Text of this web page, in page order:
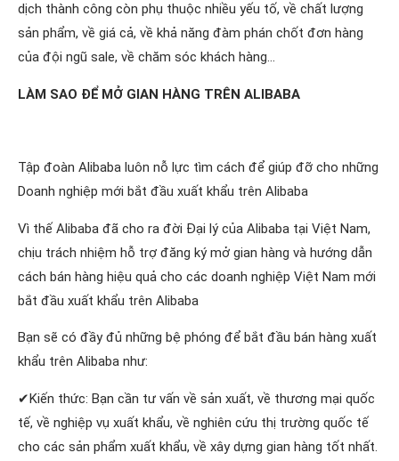
dịch thành công còn phụ thuộc nhiều yếu tố, về chất lượng
sản phẩm, về giá cả, về khả năng đàm phán chốt đơn hàng
của đội ngũ sale, về chăm sóc khách hàng…
LÀM SAO ĐỂ MỞ GIAN HÀNG TRÊN ALIBABA
Tập đoàn Alibaba luôn nỗ lực tìm cách để giúp đỡ cho những
Doanh nghiệp mới bắt đầu xuất khẩu trên Alibaba
Vì thế Alibaba đã cho ra đời Đại lý của Alibaba tại Việt Nam,
chịu trách nhiệm hỗ trợ đăng ký mở gian hàng và hướng dẫn
cách bán hàng hiệu quả cho các doanh nghiệp Việt Nam mới
bắt đầu xuất khẩu trên Alibaba
Bạn sẽ có đầy đủ những bệ phóng để bắt đầu bán hàng xuất
khẩu trên Alibaba như:
✔Kiến thức: Bạn cần tư vấn về sản xuất, về thương mại quốc
tế, về nghiệp vụ xuất khẩu, về nghiên cứu thị trường quốc tế
cho các sản phẩm xuất khẩu, về xây dựng gian hàng tốt nhất.